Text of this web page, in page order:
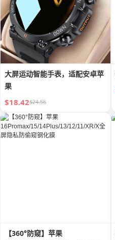
大屏运动智能手表，适配安卓苹
果
$18.42$24.56
【360°防窥】苹果